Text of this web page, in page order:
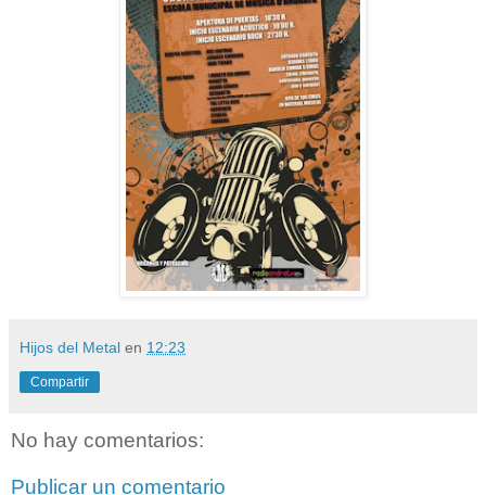
Hijos del Metal en 12:23
Compartir
No hay comentarios:
Publicar un comentario